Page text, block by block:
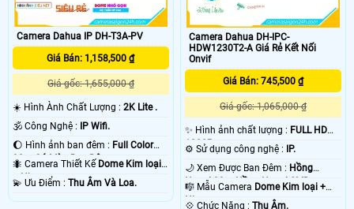
Camera Dahua IP DH-T3A-PV
Giá Bán: 1,158,500 ₫
Giá gốc: 1,655,000 ₫
☀️ Hình Ành Chất Lượng : 2K Lite .
🕉️ Công Nghệ :
IP Wifi.
🌔 Hình ảnh ban đêm : Full Color
30m Có Màu Ban Ðêm.
🐜 Camera Thiết Kế Dome Kim loại
+ Nhựa.
️💫 Ưu Điểm : Thu Âm Và Loa.
Camera Dahua DH-IPC-
HDW1230T2-A Giá Rẻ Kết Nối
Onvif
Giá Bán: 745,500 ₫
Giá gốc: 1,065,000 ₫
✨ Hình ảnh chất lượng : FULL HD
1080P .
⚙ Sử dụng công nghệ :
IP.
🌙 Xem Được Ban Đêm : Hồng
Ngoại 30m Hồng Ngoại SMD.
🎼️ Mẫu Camera Dome Kim loại +
Nhựa.
️💠 Chức Năng :Thu Âm.